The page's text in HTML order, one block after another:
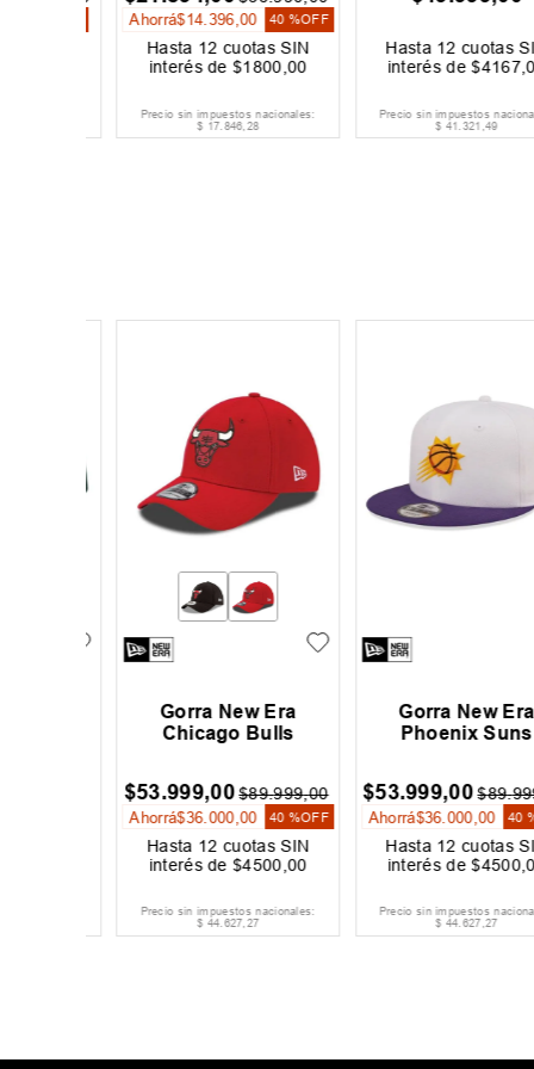
Ahorrá$14.396,00 40 %OFF
Hasta12 cuotas SIN
interés de$1800,00
Precio sin impuestos nacionales:
.846,28
Hasta12 cuotas SIN
interés de$4167,00
Precio sin impuestos nacionales:
.321,49
Gorra New Era
Chicago Bulls
53.999,00$89.999,00
Ahorrá$36.000,00 40 %OFF
Hasta12 cuotas SIN
interés de$4500,00
Precio sin impuestos nacionales:
.627,27
Gorra New Era
Phoenix Suns
53.999,00$89.999,
Ahorrá$36.000,00 40 %
Hasta12 cuotas SIN
interés de$4500,00
Precio sin impuestos nacionales:
.627,27